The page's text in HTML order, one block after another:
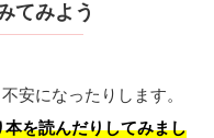
てみよう
安になったりします。
を読んだりしてみまし